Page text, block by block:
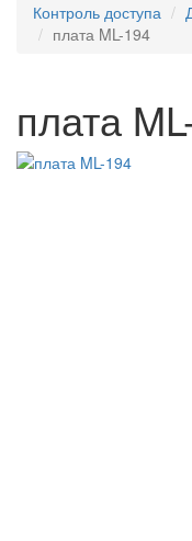
Контроль доступа
плата ML-194
плата